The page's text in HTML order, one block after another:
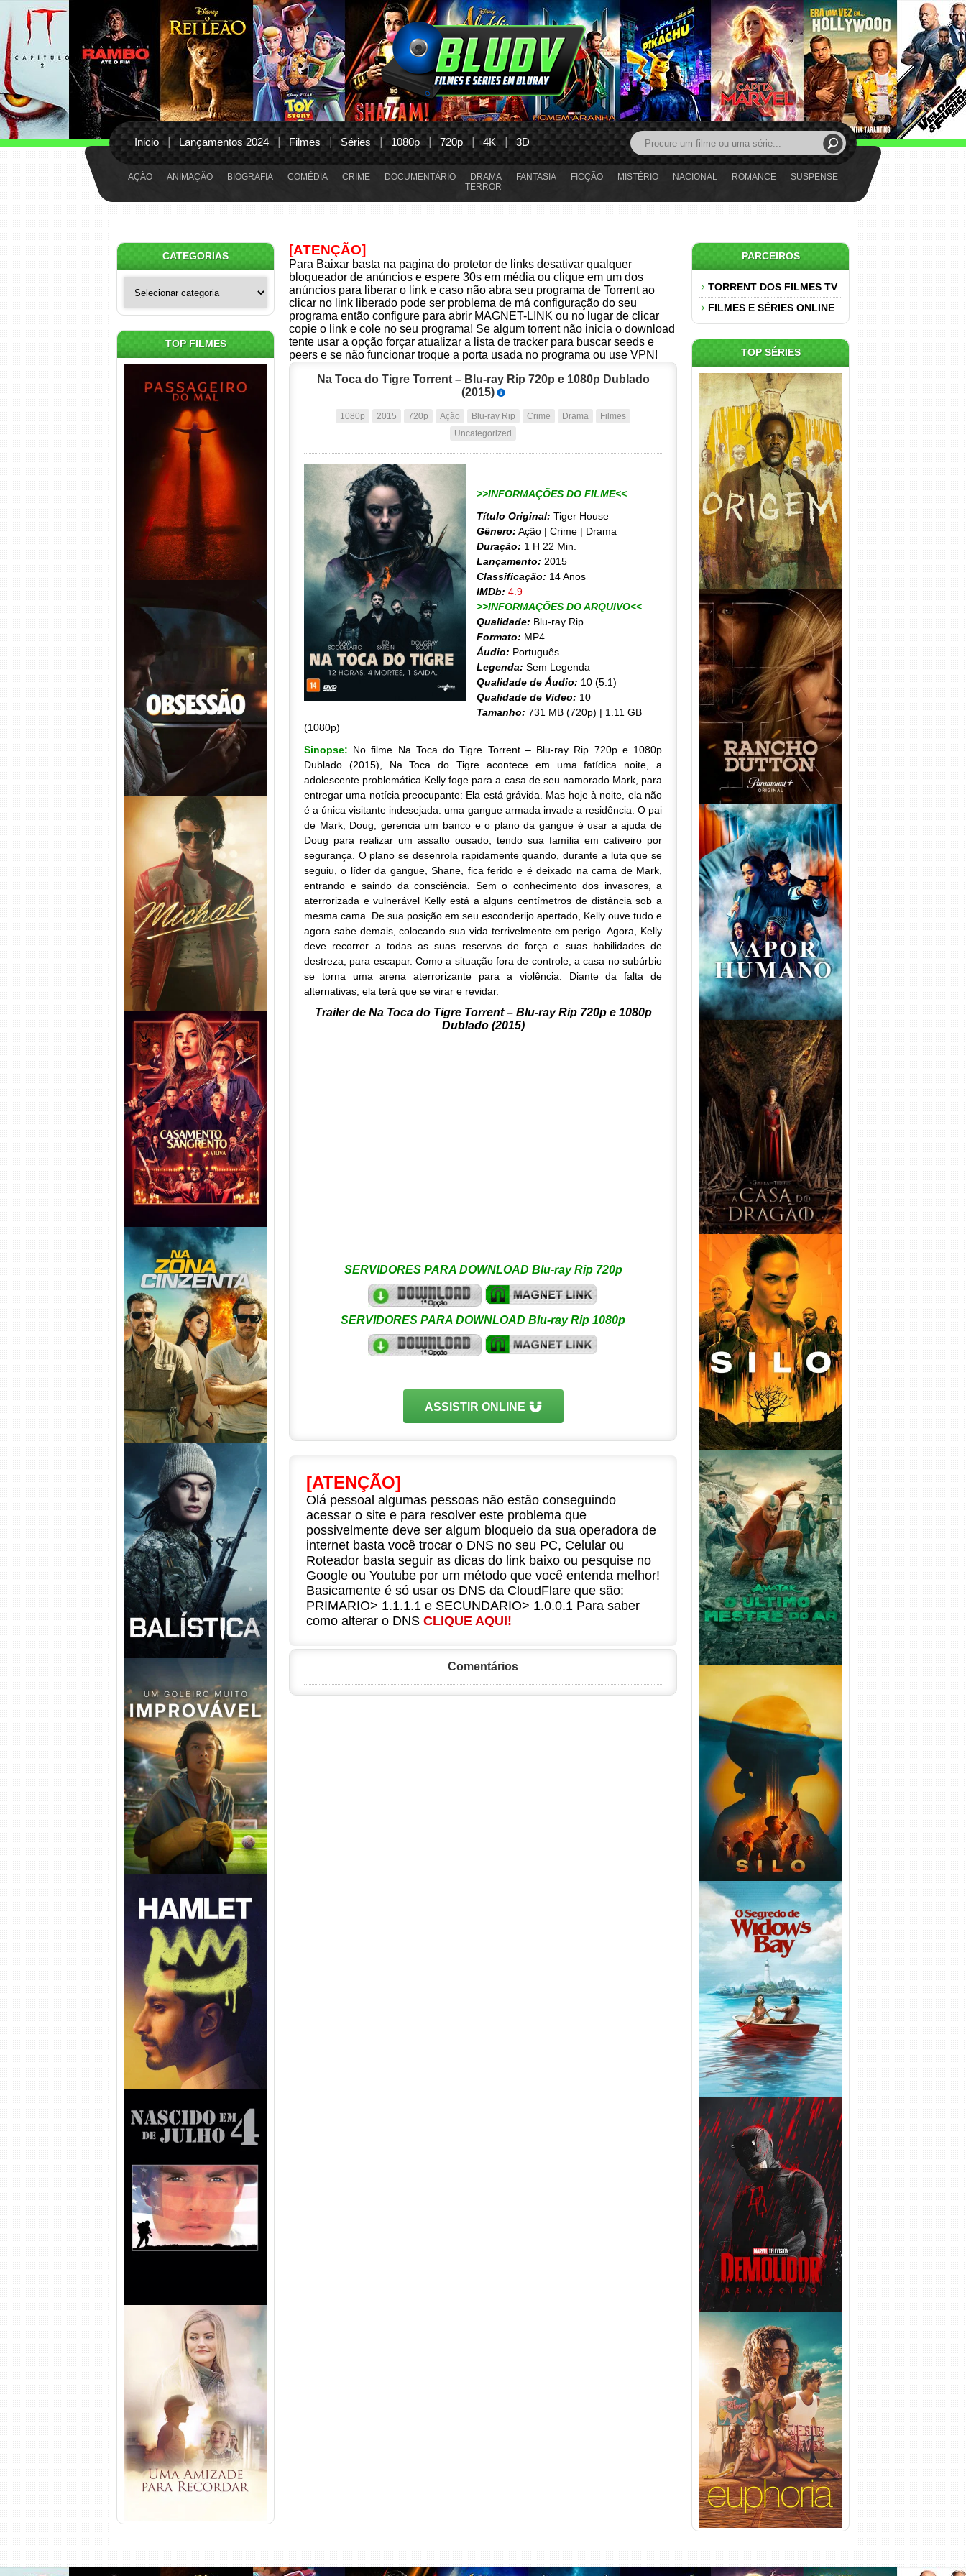
Inicio Lançamentos 2024 Filmes Séries 1080p 720p 4K 3D
AÇÃO ANIMAÇÃO BIOGRAFIA COMÉDIA CRIME DOCUMENTÁRIO DRAMA FANTASIA FICÇÃO MISTÉRIO NACIONAL ROMANCE
SUSPENSE
TERROR
[ATENÇÃO]
Para Baixar basta na pagina do protetor de links desativar qualquer
bloqueador de anúncios e espere 30s em média ou clique em um dos
anúncios para liberar o link e caso não abra seu programa de Torrent ao
clicar no link liberado pode ser problema de má configuração do seu
programa então configure para abrir MAGNET-LINK ou no lugar de clicar
copie o link e cole no seu programa! Se algum torrent não inicia o download
tente usar a opção forçar atualizar a lista de tracker para buscar seeds e
peers e se não funcionar troque a porta usada no programa ou use VPN!
Na Toca do Tigre Torrent – Blu-ray Rip 720p e 1080p Dublado
(2015)
1080p 2015 720p Ação Blu-ray Rip Crime Drama
Filmes
Uncategorized
>>INFORMAÇÕES DO FILME<<
Título Original: Tiger House
Gênero: Ação | Crime | Drama
Duração: 1 H 22 Min.
Lançamento: 2015
Classificação: 14 Anos
IMDb: 4.9
>>INFORMAÇÕES DO ARQUIVO<<
Qualidade: Blu-ray Rip
Formato: MP4
Áudio: Português
Legenda: Sem Legenda
Qualidade de Áudio: 10 (5.1)
Qualidade de Vídeo: 10
Tamanho: 731 MB (720p) | 1.11 GB
(1080p)
Sinopse: No filme Na Toca do Tigre Torrent – Blu-ray Rip 720p e 1080p
Dublado (2015), Na Toca do Tigre acontece em uma fatídica noite, a
adolescente problemática Kelly foge para a casa de seu namorado Mark, para
entregar uma notícia preocupante: Ela está grávida. Mas hoje à noite, ela não
é a única visitante indesejada: uma gangue armada invade a residência. O pai
de Mark, Doug, gerencia um banco e o plano da gangue é usar a ajuda de
Doug para realizar um assalto ousado, tendo sua família em cativeiro por
segurança. O plano se desenrola rapidamente quando, durante a luta que se
seguiu, o líder da gangue, Shane, fica ferido e é deixado na cama de Mark,
entrando e saindo da consciência. Sem o conhecimento dos invasores, a
aterrorizada e vulnerável Kelly está a alguns centímetros de distância sob a
mesma cama. De sua posição em seu esconderijo apertado, Kelly ouve tudo e
agora sabe demais, colocando sua vida terrivelmente em perigo. Agora, Kelly
deve recorrer a todas as suas reservas de força e suas habilidades de
destreza, para escapar. Como a situação fora de controle, a casa no subúrbio
se torna uma arena aterrorizante para a violência. Diante da falta de
alternativas, ela terá que se virar e revidar.
Trailer de Na Toca do Tigre Torrent – Blu-ray Rip 720p e 1080p
Dublado (2015)
SERVIDORES PARA DOWNLOAD Blu-ray Rip 720p
SERVIDORES PARA DOWNLOAD Blu-ray Rip 1080p
ASSISTIR ONLINE
[ATENÇÃO]
Olá pessoal algumas pessoas não estão conseguindo
acessar o site e para resolver este problema que
possivelmente deve ser algum bloqueio da sua operadora de
internet basta você trocar o DNS no seu PC, Celular ou
Roteador basta seguir as dicas do link baixo ou pesquise no
Google ou Youtube por um método que você entenda melhor!
Basicamente é só usar os DNS da CloudFlare que são:
PRIMARIO> 1.1.1.1 e SECUNDARIO> 1.0.0.1 Para saber
como alterar o DNS CLIQUE AQUI!
Comentários
CATEGORIAS
TOP FILMES
Passageiro do Mal Torrent
(2026) WEB-DL 1080p Dual
Áudio
Obsessão Torrent (2026)
WEB-DL 1080p/4K Dual
Áudio
Michael Torrent (2026) WEB-
DL 1080p/4K Dual Áudio
Casamento Sangrento: A
Viúva Torrent (2026) WEB-DL
720p/1080p/4K Dual Áudio
Na Zona Cinzenta Torrent
(2026) WEB-DL 1080p/4K
Dual Áudio
Balística Torrent (2025) WEB-
DL 1080p Dual Áudio
Um Goleiro Muito Improvável
Torrent (2026) WEB-DL 1080p
Dual Áudio
Hamlet Torrent (2026) WEB-
DL 1080p Dual Áudio
Nascido em 4 de Julho
Torrent (1989) WEB-DL 1080p
Dual Áudio
Uma Amizade para Recordar
Torrent (2025) WEB-DL 1080p
Dual Áudio
PARCEIROS
TORRENT DOS FILMES TV
FILMES E SÉRIES ONLINE
TOP SÉRIES
Origem 4ª Temporada Torrent
(2026) WEB-DL 1080p/4K
Dual Áudio
Rancho Dutton 1ª
Temporada Torrent (2026)
WEB-DL 1080p Dual Áudio
Vapor Humano 1ª Temporada
Torrent (2026) WEB-DL 1080p
Dual Áudio
A Casa do Dragão 1ª
Temporada Torrent (2022)
WEB-DL 720p/1080p Dual
Áudio
Silo 1ª Temporada Torrent
(2023) WEB-DL
720p/1080p/4K Dual Áudio
Avatar: O Último Mestre do
Ar 2ª Temporada Torrent
(2026) WEB-DL 1080p Dual
Áudio
Silo 2ª Temporada (2024)
WEB-DL 1080p Dual Áudio
O Segredo de Widow’s Bay
1ª Temporada Torrent (2026)
WEB-DL 1080p Dual Áudio
Demolidor: Renascido 2ª
Temporada (2026) WEB-DL
1080p Dual Áudio
Euphoria 3ª Temporada
Torrent (2026) WEB-DL 1080p
Dual Áudio